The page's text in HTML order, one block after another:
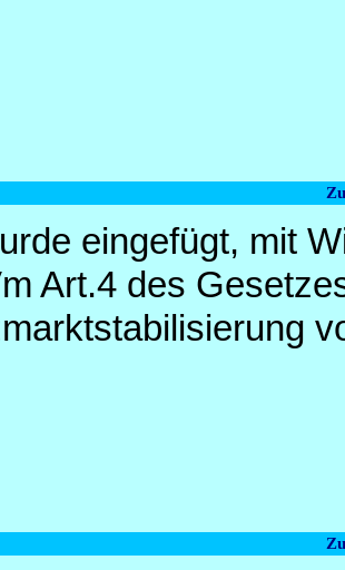
eingefügt, mit
Art.4 des